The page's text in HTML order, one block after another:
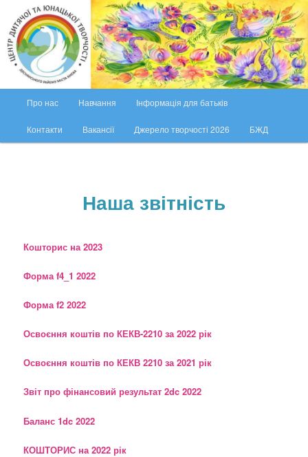
Перейти
основного
вмістуЦДЮТ Деснянського району міста
Києва
ЦДЮТ Деснянського району міста Києва
о
Про нас Навчання Інформація для батьків
Контакти Вакансії Джерело творчості 2026 БЖД
Наша звітність
Кошторис на 2023
Форма f4_1 2022
Форма f2 2022
Освоєння коштів по КЕКВ-2210 за 2022 рік
Освоєння коштів по КЕКВ 2210 за 2021 рік
Звіт про фінансовий результат 2dc 2022
Баланс 1dc 2022
КОШТОРИС на 2022 рік